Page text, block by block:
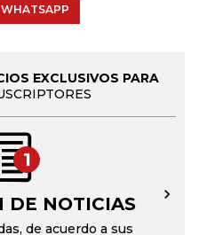
EXCLUSIVOS PARA
1
DE NOTICIAS
de acuerdo a sus
→